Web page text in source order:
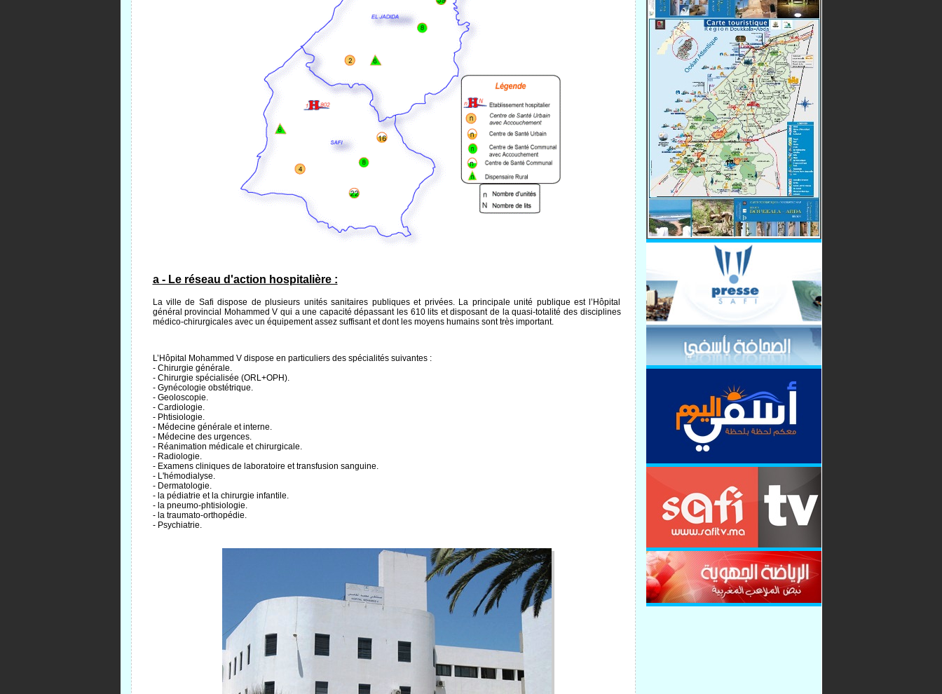
a - Le réseau d'action hospitalière :
La ville de Safi dispose de plusieurs unités sanitaires publiques et privées. La principale unité publique est l’Hôpital
général provincial Mohammed V qui a une capacité dépassant les 610 lits et disposant de la quasi-totalité des disciplines
médico-chirurgicales avec un équipement assez suffisant et dont les moyens humains sont très important.
L’Hôpital Mohammed V dispose en particuliers des spécialités suivantes :
- Chirurgie générale.
- Chirurgie spécialisée (ORL+OPH).
- Gynécologie obstétrique.
- Geoloscopie.
- Cardiologie.
- Phtisiologie.
- Médecine générale et interne.
- Médecine des urgences.
- Réanimation médicale et chirurgicale.
- Radiologie.
- Examens cliniques de laboratoire et transfusion sanguine.
- L'hémodialyse.
- Dermatologie.
- la pédiatrie et la chirurgie infantile.
- la pneumo-phtisiologie.
- la traumato-orthopédie.
- Psychiatrie.